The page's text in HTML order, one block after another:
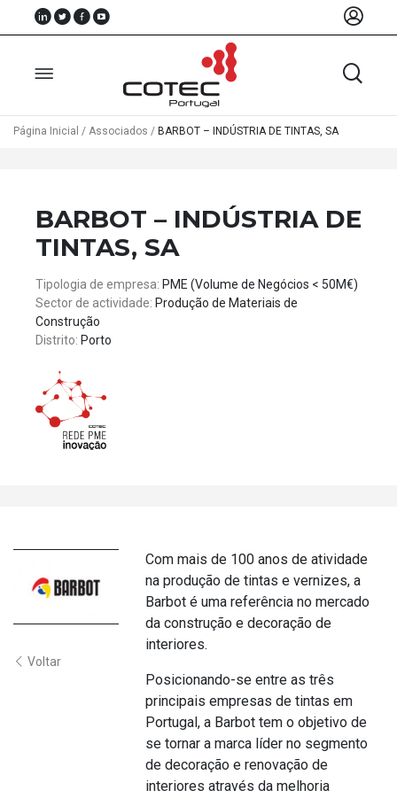
Associados
Recursos
Notícias
Eventos
Projectos
Página Inicial / Associados / BARBOT – INDÚSTRIA DE TINTAS, SA
BARBOT – INDÚSTRIA DE
TINTAS, SA
Tipologia de empresa: PME (Volume de Negócios < 50M€)
Sector de actividade: Produção de Materiais de
Construção
Distrito: Porto
Voltar
Com mais de 100 anos de atividade
na produção de tintas e vernizes, a
Barbot é uma referência no mercado
da construção e decoração de
interiores.
Posicionando-se entre as três
principais empresas de tintas em
Portugal, a Barbot tem o objetivo de
se tornar a marca líder no segmento
de decoração e renovação de
interiores através da melhoria